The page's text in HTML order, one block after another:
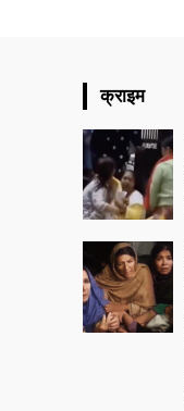
क्राइम